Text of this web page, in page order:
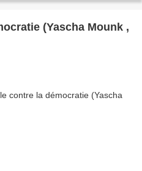
(Yascha Mounk ,